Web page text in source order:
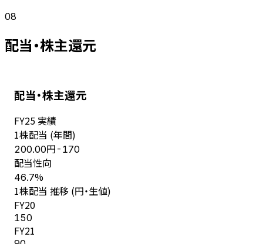
08
配当・株主還元
配当・株主還元
FY25 実績
1株配当 (年間)
200.00円 -170
配当性向
46.7%
1株配当 推移 (円・生値)
FY20
150
FY21